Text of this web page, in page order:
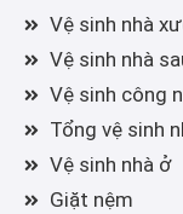
Vệ sinh nhà
Vệ sinh nhà
Vệ sinh công
Tổng vệ sinh
Vệ sinh nhà ở
Giặt nệm